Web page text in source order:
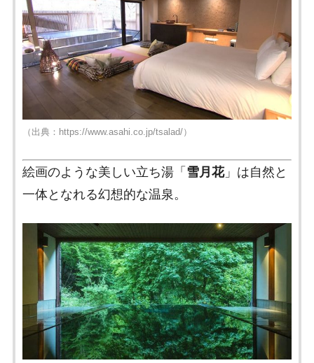
（出典：https://www.asahi.co.jp/tsalad/）
絵画のような美しい立ち湯「 雪月花」は自然と
一体となれる幻想的な温泉。